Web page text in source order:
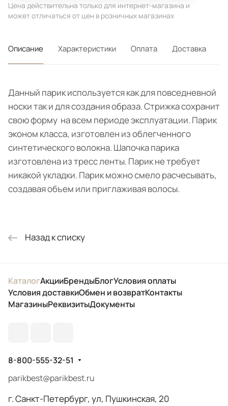
Цена действительна только для интернет-магазина и
может отличаться от цен в розничных магазинах
Описание Характеристики Оплата Доставка
Данный парик используется как для повседневной
носки так и для создания образа. Стрижка сохранит
свою форму на всем периоде эксплуатации. Парик
эконом класса, изготовлен из облегченного
синтетического волокна. Шапочка парика
изготовлена из тресс ленты. Парик не требует
никакой укладки. Парик можно смело расчесывать,
создавая объем или приглаживая волосы.
Назад к списку
КаталогАкцииБрендыБлогУсловия оплаты
Условия доставкиОбмен и возвратКонтакты
МагазиныРеквизитыДокументы
8-800-555-32-51
parikbest@parikbest.ru
г. Санкт-Петербург, ул, Пушкинская, 20